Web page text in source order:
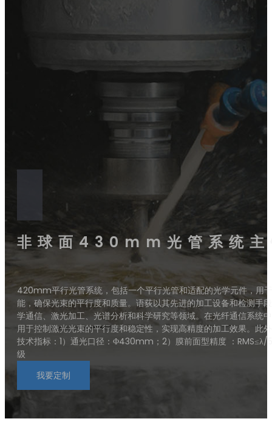
非球面430mm光管系统
420mm平行光管系统，包括一个平行光管和适配的光学元件，用
能，确保光束的平行度和质量。语荻以其先进的加工设备和检测手
学通信、激光加工、光谱分析和科学研究等领域。在光纤通信系统
用于控制激光光束的平行度和稳定性，实现高精度的加工效果。此
技术指标：1）通光口径：Φ430mm；2）膜前面型精度 ：
级
我要定制